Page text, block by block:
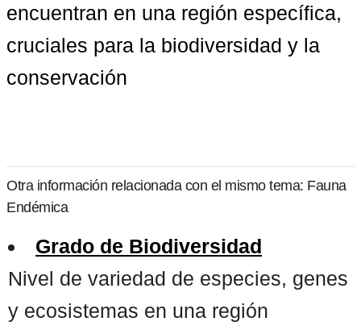
encuentran en una región específica,
cruciales para la biodiversidad y la
conservación
Otra información relacionada con el mismo tema: Fauna
Endémica
Grado de Biodiversidad
Nivel de variedad de especies, genes
y ecosistemas en una región